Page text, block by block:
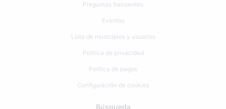
Preguntas frecuentes
Eventos
Lista de municipios y usuarios
Política de privacidad
Política de pagos
Configuración de cookies
Búsqueda